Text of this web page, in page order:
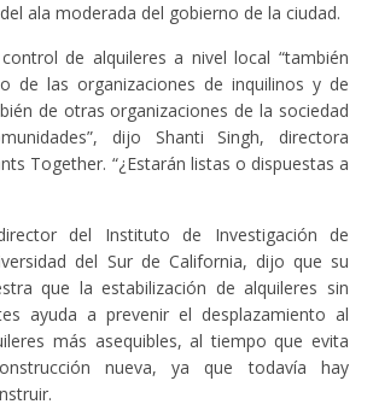
ala moderada del gobierno de la ciudad.
de alquileres a nivel local “también
de las organizaciones de inquilinos y de
de otras organizaciones de la sociedad
dijo Shanti Singh, directora
Together. “¿Estarán listas o dispuestas a
del Instituto de Investigación de
del Sur de California, dijo que su
que la estabilización de alquileres sin
ayuda a prevenir el desplazamiento al
más asequibles, al tiempo que evita
nueva, ya que todavía hay